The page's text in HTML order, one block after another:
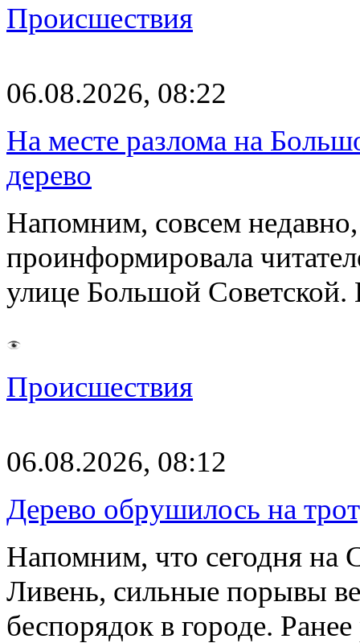
Происшествия
06.08.2026, 08:22
На месте разлома на
дерево
Напомним, совсем
проинформировала
улице Большой Советской.
Происшествия
06.08.2026, 08:12
Дерево обрушилось на
Напомним, что сегодня на
Ливень, сильные порывы
беспорядок в городе.